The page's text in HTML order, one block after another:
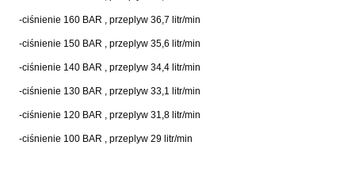
-ciśnienie 160 BAR , przeplyw 36,7 litr/min
-ciśnienie 150 BAR , przeplyw 35,6 litr/min
-ciśnienie 140 BAR , przeplyw 34,4 litr/min
-ciśnienie 130 BAR , przeplyw 33,1 litr/min
-ciśnienie 120 BAR , przeplyw 31,8 litr/min
-ciśnienie 100 BAR , przeplyw 29 litr/min